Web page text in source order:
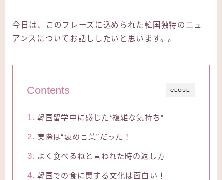
今日は、このフレーズに込められた韓国独特のニュ
アンスについてお話ししたいと思います。。
CLOSE
Contents
韓国留学中に感じた“複雑な気持ち”
実際は“褒め言葉”だった！
よく食べるねと言われた時の返し方
韓国での食に関する文化は面白い！